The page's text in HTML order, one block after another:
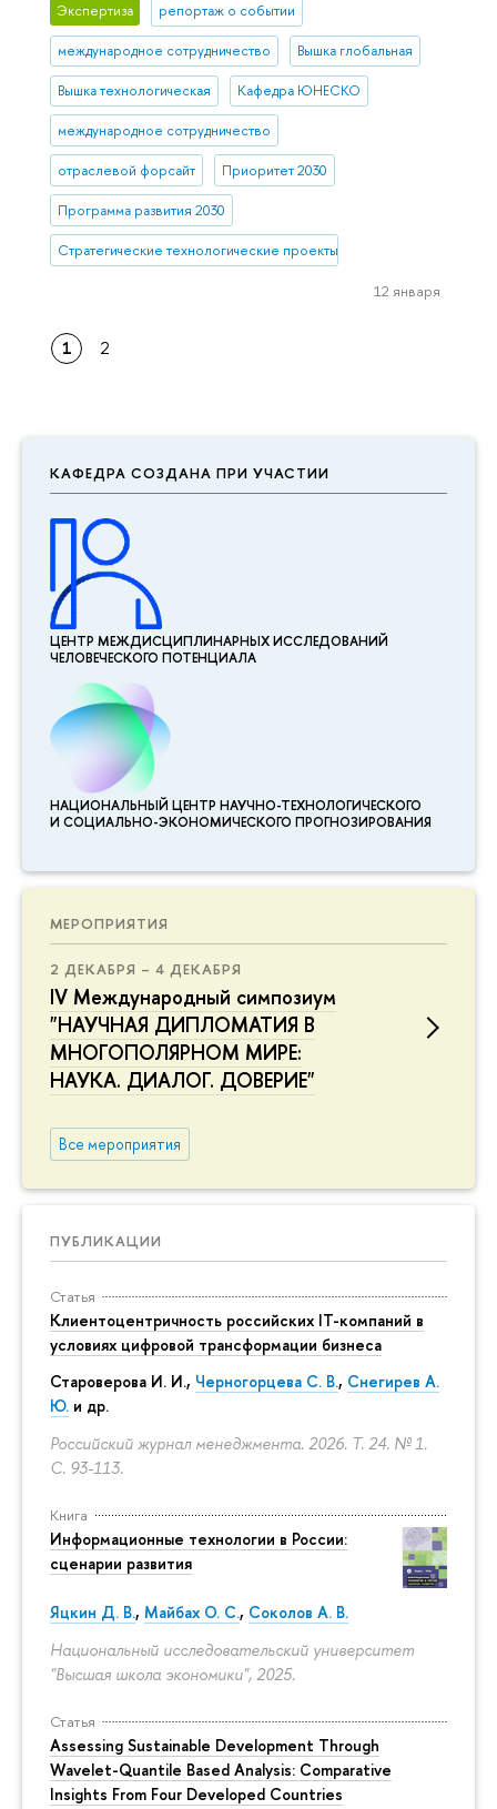
КАФЕДРА СОЗДАНА ПРИ УЧАСТИИ
ЦЕНТР МЕЖДИСЦИПЛИНАР­НЫХ ИССЛЕДОВАНИЙ
ЧЕЛОВЕЧЕСКОГО ПОТЕНЦИАЛА
НАЦИОНАЛЬНЫЙ ЦЕНТР НАУЧНО-ТЕХНОЛОГИЧЕСКОГО
И СОЦИАЛЬНО-ЭКОНОМИЧЕСКОГО ПРОГНОЗИРОВАНИЯ
МЕРОПРИЯТИЯ
2 ДЕКАБРЯ – 4 ДЕКАБРЯ
IV Международный симпозиум
"НАУЧНАЯ ДИПЛОМАТИЯ В
МНОГОПОЛЯРНОМ МИРЕ:
НАУКА. ДИАЛОГ. ДОВЕРИЕ"
Все мероприятия
ПУБЛИКАЦИИ
Статья
Клиентоцентричность российских IT-компаний в
условиях цифровой трансформации бизнеса
Староверова И. И., Черногорцева С. В., Снегирев А.
Ю. и др.
Российский журнал менеджмента. 2026. Т. 24. № 1.
С. 93-113.
Книга
Информационные технологии в России:
сценарии развития
Яцкин Д. В., Майбах О. С., Соколов А. В.
Национальный исследовательский университет
"Высшая школа экономики", 2025.
Статья
Assessing Sustainable Development Through
Wavelet-Quantile Based Analysis: Comparative
Insights From Four Developed Countries
Экспертиза репортаж о событии
международное сотрудничество Вышка глобальная
Вышка технологическая Кафедра ЮНЕСКО
международное сотрудничество
отраслевой форсайт Приоритет 2030
Программа развития 2030
Стратегические технологические проекты
12 января
1 2